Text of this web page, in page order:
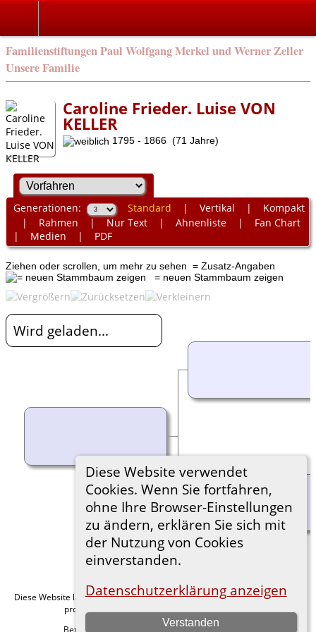
Familienstiftungen Paul Wolfgang Merkel und Werner Zeller
Unsere Familie
Diese Website verwendet
Cookies. Wenn Sie fortfahren,
ohne Ihre Browser-Einstellungen
zu ändern, erklären Sie sich mit
der Nutzung von Cookies
einverstanden.
Datenschutzerklärung anzeigen
Verstanden
Caroline Frieder. Luise VON
KELLER
1795 - 1866 (71 Jahre)
Generationen: Standard | Vertikal | Kompakt
| Rahmen | Nur Text| Ahnenliste| Fan Chart
| Medien | PDF
Ziehen oder scrollen, um mehr zu sehen = Zusatz-Angaben
= neuen Stammbaum zeigen
Wird geladen...
Diese Website läuft mitThe Next Generation of Genealogy Sitebuildingv. 15.0.1,
programmiert von Darrin Lythgoe © 2001-2026.
Betreut von
. |Datenschutzerklärung